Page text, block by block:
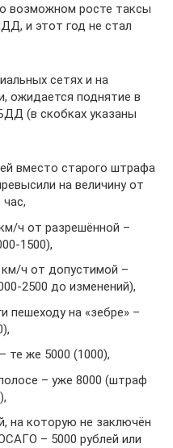
возможном росте таксы
и этот год не стал
сетях и на
ожидается поднятие в
(в скобках указаны
вместо старого штрафа
на величину от
ч от разрешённой –
1500),
ч от допустимой –
2500 до изменений),
пешеходу на «зебре» –
те же 5000 (1000),
– уже 8000 (штраф
на которую не заключён
– 5000 рублей или